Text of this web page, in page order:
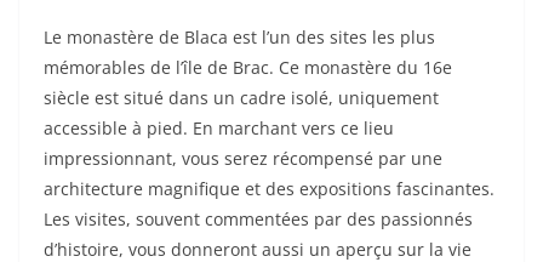
Le monastère de Blaca est l’un des sites les plus
mémorables de l’île de Brac. Ce monastère du 16e
siècle est situé dans un cadre isolé, uniquement
accessible à pied. En marchant vers ce lieu
impressionnant, vous serez récompensé par une
architecture magnifique et des expositions fascinantes.
Les visites, souvent commentées par des passionnés
d’histoire, vous donneront aussi un aperçu sur la vie